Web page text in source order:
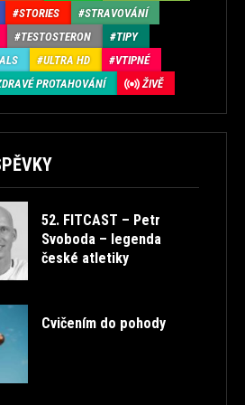
STORIES
STRAVOVÁNÍ
TESTOSTERON
TIPY
ULTRA HD
VTIPNÉ
PROTAHOVÁNÍ ŽIVĚ
52. FITCAST – Petr
Svoboda – legenda
české atletiky
Cvičením do pohody